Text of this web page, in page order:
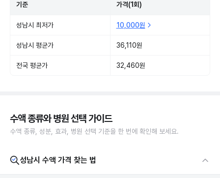
기준 가격(1회)
성남시 최저가 10,000원
성남시 평균가 36,110원
전국 평균가 32,460원
수액 종류와 병원 선택 가이드
수액 종류, 성분, 효과, 병원 선택 기준을 한 번에 확인해 보세요.
성남시 수액 가격 찾는 법